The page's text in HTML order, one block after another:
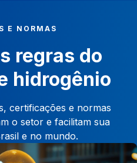
E NORMAS
regras do
hidrogênio
certificações e normas
o setor e facilitam sua
e no mundo.